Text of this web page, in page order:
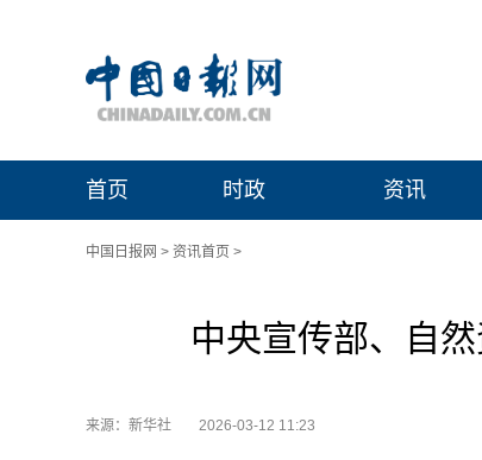
首页 时政 资讯
中国日报网 > 资讯首页 >
中央宣传部、自
来源：新华社 2026-03-12 11:23